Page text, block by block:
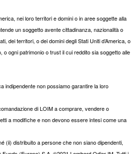
nei loro territori e domini o in aree soggette alla
un soggetto avente cittadinanza, nazionalità o
dei territori, o dei domini degli Stati Uniti d’America, o
o ogni patrimonio o trust il cui reddito sia soggetto alle
indipendente non possiamo garantire la loro
di LOIM a comprare, vendere o
a modifiche e non devono essere intesi come una
(ii) distribuito a persone che non siano dipendenti,